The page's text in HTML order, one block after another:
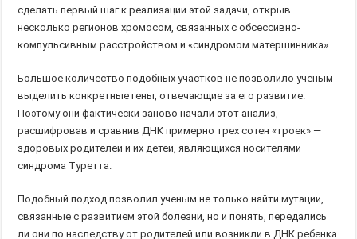
сделать первый шаг к реализации этой задачи, открыв
несколько регионов хромосом, связанных с обсессивно-
компульсивным расстройством и «синдромом матершинника».
Большое количество подобных участков не позволило ученым
выделить конкретные гены, отвечающие за его развитие.
Поэтому они фактически заново начали этот анализ,
расшифровав и сравнив ДНК примерно трех сотен «троек» —
здоровых родителей и их детей, являющихся носителями
синдрома Туретта.
Подобный подход позволил ученым не только найти мутации,
связанные с развитием этой болезни, но и понять, передались
ли они по наследству от родителей или возникли в ДНК ребенка